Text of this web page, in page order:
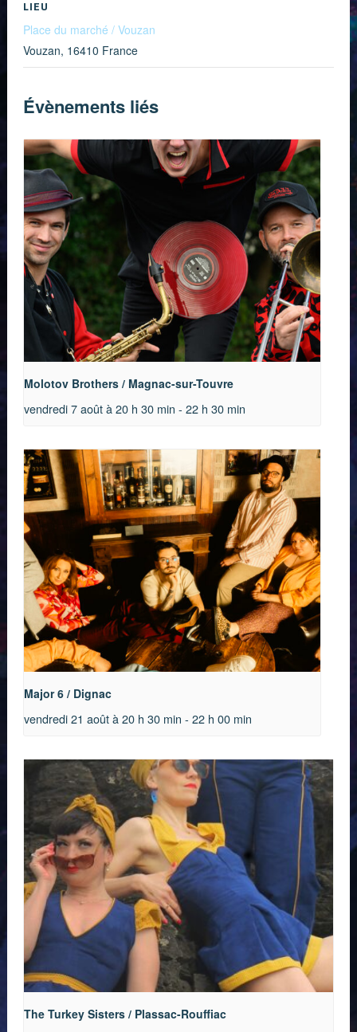
LIEU
Place du marché / Vouzan
Vouzan, 16410 France
Évènements liés
Molotov Brothers / Magnac-sur-Touvre
vendredi 7 août à 20 h 30 min - 22 h 30 min
Major 6 / Dignac
vendredi 21 août à 20 h 30 min - 22 h 00 min
The Turkey Sisters / Plassac-Rouffiac